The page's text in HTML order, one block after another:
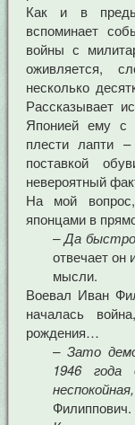
Как и в
вспоминает
войны с
оживляется,
несколько
Рассказывает
Японией ему с
плести лапти
поставкой
невероятный
На мой
японцами в
– Да быстро
отвечает он
мысли.
Воевал Иван
началась
рождения…
– Зато
1946 года
неспокойная,
Филиппович.